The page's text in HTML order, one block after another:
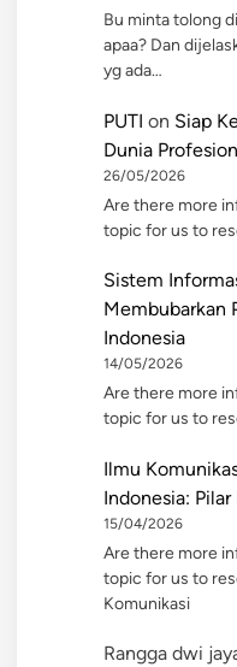
Bu minta tolong
apaa? Dan
yg ada…
PUTI on Siap
Dunia
26/05/2026
Are there more
topic for us to
Sistem
Membubarkan
Indonesia
14/05/2026
Are there more
topic for us to
Ilmu
Indonesia:
15/04/2026
Are there more
topic for us to
Komunikasi
Rangga dwi